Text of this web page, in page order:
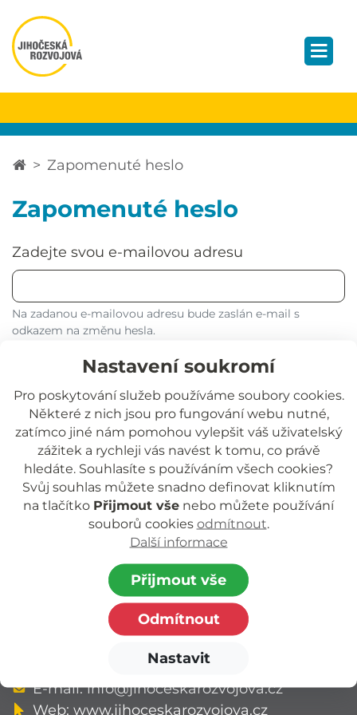
Nastavení soukromí
Pro poskytování služeb používáme soubory cookies.
Některé z nich jsou pro fungování webu nutné,
zatímco jiné nám pomohou vylepšit váš uživatelský
zážitek a rychleji vás navést k tomu, co právě
hledáte. Souhlasíte s používáním všech cookies?
Svůj souhlas můžete snadno definovat kliknutím
na tlačítko Přijmout vše nebo můžete používání
souborů cookies odmítnout.
Další informace
Přijmout vše
Odmítnout
Nastavit
Zapomenuté heslo
Zapomenuté heslo
Zadejte svou e-mailovou adresu
Na zadanou e-mailovou adresu bude zaslán e-mail s
odkazem na změnu hesla.
Odeslat žádost na změnu hesla
Jihočeská rozvojová o.p.s.
nezisková organizace poskytující podporu
dětem a rodinám.
Zapsaná v rejstříku o.p.s. vedeném Krajským
v Českých Budějovicích, oddíl O, vložka 94.
E-mail:info@jihoceskarozvojova.cz
Web: www.jihoceskarozvojova.cz